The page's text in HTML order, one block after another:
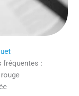
fréquentes :